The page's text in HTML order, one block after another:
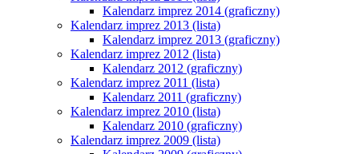
Kalendarz imprez 2014 (graficzny)
Kalendarz imprez 2013 (lista)
Kalendarz imprez 2013 (graficzny)
Kalendarz imprez 2012 (lista)
Kalendarz 2012 (graficzny)
Kalendarz imprez 2011 (lista)
Kalendarz 2011 (graficzny)
Kalendarz imprez 2010 (lista)
Kalendarz 2010 (graficzny)
Kalendarz imprez 2009 (lista)